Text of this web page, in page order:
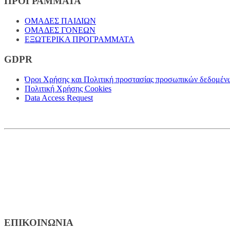
ΟΜΑΔΕΣ ΠΑΙΔΙΩΝ
ΟΜΑΔΕΣ ΓΟΝΕΩΝ
ΕΞΩΤΕΡΙΚΑ ΠΡΟΓΡΑΜΜΑΤΑ
GDPR
Όροι Χρήσης και Πολιτική προστασίας προσωπικών
Πολιτική Χρήσης Cookies
Data Access Request
ΕΠΙΚΟΙΝΩΝΙΑ